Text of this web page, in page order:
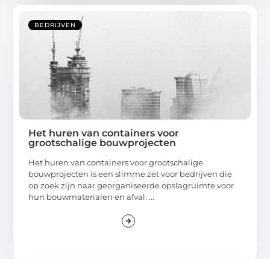
BEDRIJVEN
Het huren van containers voor
grootschalige bouwprojecten
Het huren van containers voor grootschalige
bouwprojecten is een slimme zet voor bedrijven die
op zoek zijn naar georganiseerde opslagruimte voor
hun bouwmaterialen en afval. ...